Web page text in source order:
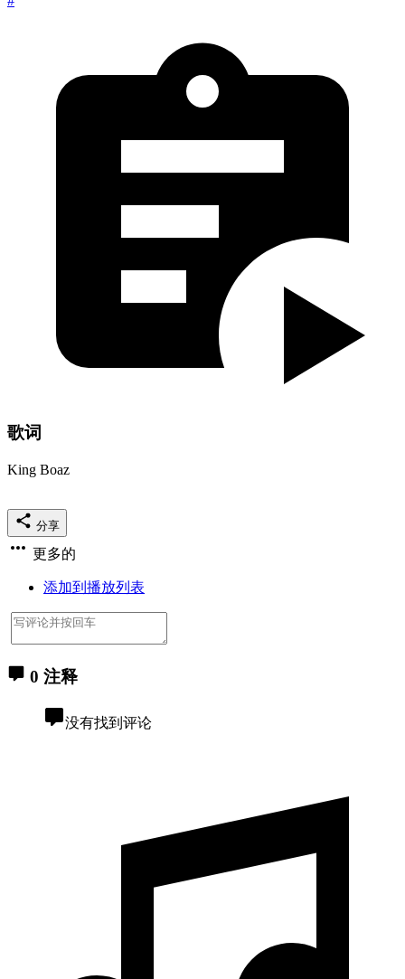
歌词
King Boaz
分享
更多的
添加到播放列表
0 注释
没有找到评论